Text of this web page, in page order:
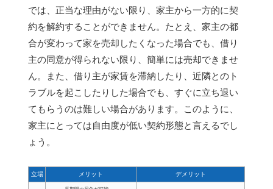
では、正当な理由がない限り、家主から一方的に契
約を解約することができません。たとえ、家主の都
合が変わって家を売却したくなった場合でも、借り
主の同意が得られない限り、簡単には売却できませ
ん。また、借り主が家賃を滞納したり、近隣とのト
ラブルを起こしたりした場合でも、すぐに立ち退い
てもらうのは難しい場合があります。このように、
家主にとっては自由度が低い契約形態と言えるでし
ょう。
立場 メリット デメリット